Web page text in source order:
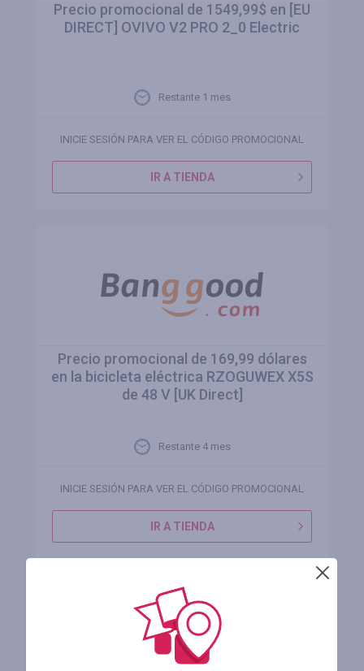
Precio promocional de 1549,99$ en [EU
DIRECT] OVIVO V2 PRO 2_0 Electric
Restante 1 mes
INICIE SESIÓN PARA VER EL CÓDIGO PROMOCIONAL
IR A TIENDA
Precio promocional de 169,99 dólares
en la bicicleta eléctrica RZOGUWEX X5S
de 48 V [UK Direct]
Restante 4 mes
INICIE SESIÓN PARA VER EL CÓDIGO PROMOCIONAL
IR A TIENDA
REGÍSTRESE Y RECIBIRÁ DINERO POR
SUS COMPRAS